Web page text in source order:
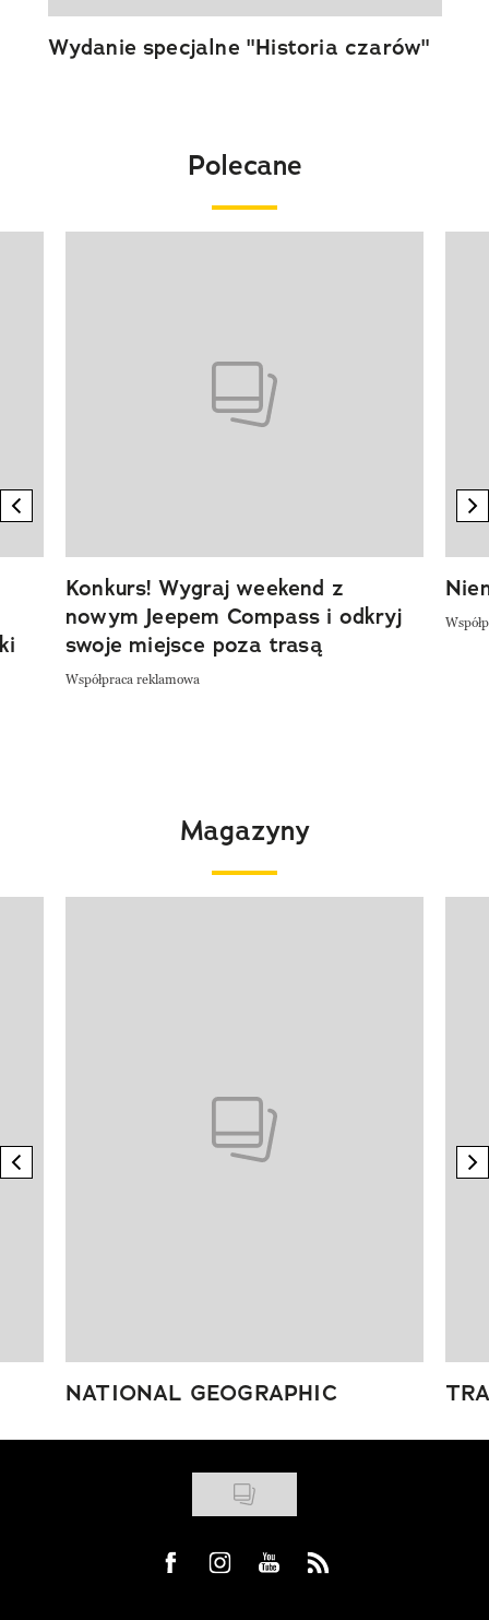
Wydanie specjalne "Historia czarów"
Polecane
previous element
Konkurs! Wygraj weekend z
nowym Jeepem Compass i odkryj
swoje miejsce poza trasą
Współpraca reklamowa
Magazyny
previous element
NATIONAL GEOGRAPHIC
Visit us on Facebook
Visit us on Instagram
Visit us on Youtube
Visit us on Rss